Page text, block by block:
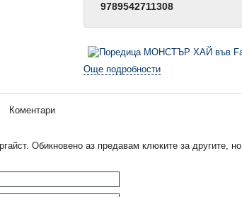
9789542711308
Още подробности
Коментари
Обикновено аз предавам клюките за другите,